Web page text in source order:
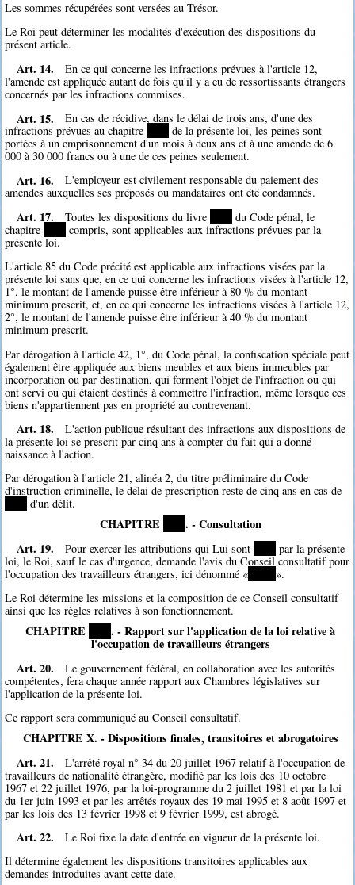
Les sommes récupérées sont versées au Trésor.
Le Roi peut déterminer les modalités d'exécution des dispositions du
présent article.
Art. 14.
En ce qui concerne les infractions prévues à l'article 12,
l'amende est appliquée autant de fois qu'il y a eu de ressortissants étrangers
concernés par les infractions commises.
Art. 15.
En cas de récidive, dans le délai de trois ans, d'une des
infractions prévues au chapitre
de la présente loi, les peines sont
portées à un emprisonnement d'un mois à deux ans et à une amende de 6
000 à 30 000 francs ou à une de ces peines seulement.
Art. 16.
L'employeur est civilement responsable du paiement des
amendes auxquelles ses préposés ou mandataires ont été condamnés.
Art. 17. Toutes les dispositions du livre
du Code pénal, le
chapitre
compris, sont applicables aux infractions prévues par la
présente loi.
L'article 85 du Code précité est applicable aux infractions visées par la
présente loi sans que, en ce qui concerne les infractions visées à l'article 12,
1°, le montant de l'amende puisse être inférieur à 80 % du montant
minimum prescrit, et, en ce qui concerne les infractions visées à l'article 12,
2°, le montant de l'amende puisse être inférieur à 40 % du montant
minimum prescrit.
Par dérogation à l'article 42, 1°, du Code pénal, la confiscation spéciale peut
également être appliquée aux biens meubles et aux biens immeubles par
incorporation ou par destination, qui forment l'objet de l'infraction ou qui
ont servi ou qui étaient destinés à commettre l'infraction, même lorsque ces
biens n'appartiennent pas en propriété au contrevenant.
Art. 18.
L'action publique résultant des infractions aux dispositions de
la présente loi se prescrit par cinq ans à compter du fait qui a donné
naissance à l'action.
Par dérogation à l'article 21, alinéa 2, du titre préliminaire du Code
d'instruction criminelle, le délai de prescription reste de cinq ans en cas de
d'un délit.
CHAPITRE
. - Consultation
Art. 19.
Pour exercer les attributions qui Lui sont
par la présente
loi, le Roi, sauf le cas d'urgence, demande l'avis du Conseil consultatif pour
l'occupation des travailleurs étrangers, ici dénommé « *****».
Le Roi détermine les missions et la composition de ce Conseil consultatif
ainsi que les règles relatives à son fonctionnement.
CHAPITRE ****. - Rapport sur l'application de la loi relative à
l'occupation de travailleurs étrangers
Art. 20.
Le gouvernement fédéral, en collaboration avec les autorités
compétentes, fera chaque année rapport aux Chambres législatives sur
l'application de la présente loi.
Ce rapport sera communiqué au Conseil consultatif.
CHAPITRE X. - Dispositions finales, transitoires et abrogatoires
Art. 21.
L'arrêté royal n° 34 du 20 juillet 1967 relatif à l'occupation de
travailleurs de nationalité étrangère, modifié par les lois des 10 octobre
1967 et 22 juillet 1976, par la loi-programme du 2 juillet 1981 et par la loi
du 1er juin 1993 et par les arrêtés royaux des 19 mai 1995 et 8 août 1997 et
par les lois des 13 février 1998 et 9 février 1999, est abrogé.
Art. 22.
Le Roi fixe la date d'entrée en vigueur de la présente loi.
Il détermine également les dispositions transitoires applicables aux
demandes introduites avant cette date.